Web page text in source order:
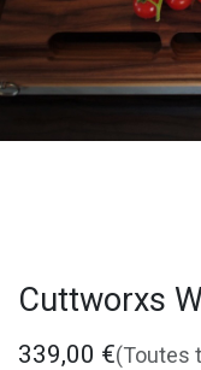
Cuttworxs
339,00 €(Toutes